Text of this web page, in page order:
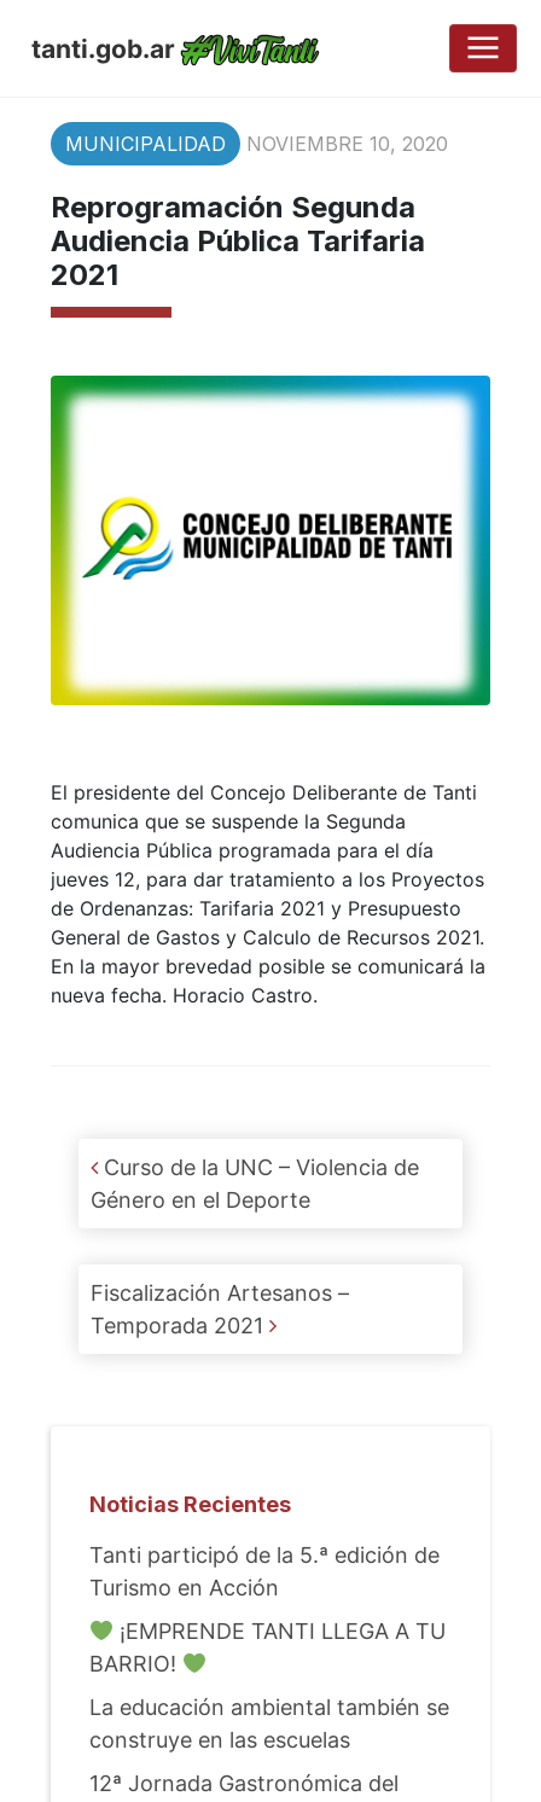
tanti.gob.ar
MUNICIPALIDAD NOVIEMBRE 10, 2020
Reprogramación Segunda
Audiencia Pública Tarifaria
2021
El presidente del Concejo Deliberante de Tanti
comunica que se suspende la Segunda
Audiencia Pública programada para el día
jueves 12, para dar tratamiento a los Proyectos
de Ordenanzas: Tarifaria 2021 y Presupuesto
General de Gastos y Calculo de Recursos 2021.
En la mayor brevedad posible se comunicará la
nueva fecha. Horacio Castro.
Post navigation
Curso de la UNC – Violencia de
Género en el Deporte
Fiscalización Artesanos –
Temporada 2021
Noticias Recientes
Tanti participó de la 5.ª edición de
Turismo en Acción
¡EMPRENDE TANTI LLEGA A TU
BARRIO!
La educación ambiental también se
construye en las escuelas
12ª Jornada Gastronómica del